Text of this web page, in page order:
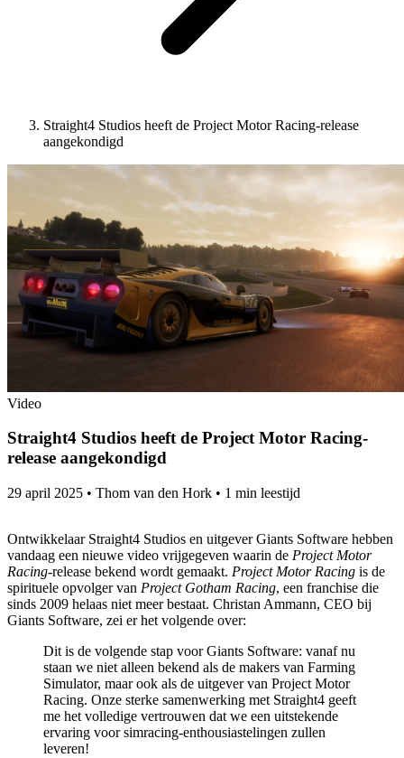
Straight4 Studios heeft de Project Motor Racing-release
aangekondigd
Video
Straight4 Studios heeft de Project Motor Racing-
release aangekondigd
29 april 2025 • Thom van den Hork • 1 min leestijd
Ontwikkelaar Straight4 Studios en uitgever Giants Software hebben
vandaag een nieuwe video vrijgegeven waarin de Project Motor
Racing-release bekend wordt gemaakt. Project Motor Racing is de
spirituele opvolger van Project Gotham Racing, een franchise die
sinds 2009 helaas niet meer bestaat. Christan Ammann, CEO bij
Giants Software, zei er het volgende over:
Dit is de volgende stap voor Giants Software: vanaf nu
staan we niet alleen bekend als de makers van Farming
Simulator, maar ook als de uitgever van Project Motor
Racing. Onze sterke samenwerking met Straight4 geeft
me het volledige vertrouwen dat we een uitstekende
ervaring voor simracing-enthousiastelingen zullen
leveren!